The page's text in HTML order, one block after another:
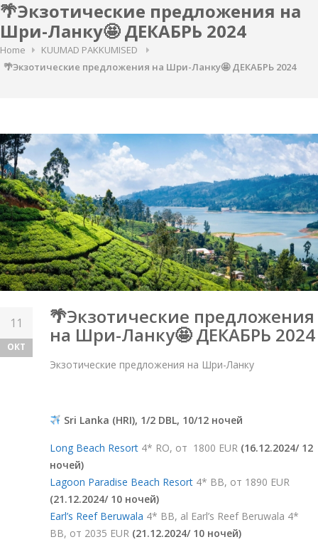
🌴Экзотические предложения на
Шри-Ланку🤩 ДЕКАБРЬ 2024
Home
KUUMAD PAKKUMISED
🌴Экзотические предложения на Шри-Ланку🤩 ДЕКАБРЬ 2024
11
ОКТ
🌴Экзотические предложения
на Шри-Ланку🤩 ДЕКАБРЬ 2024
Экзотические предложения на Шри-Ланку
Sri Lanka (HRI), 1/2 DBL, 10/12 ночей
Long Beach Resort 4* RO, от 1800 EUR (16.12.2024/ 12
ночей)
Lagoon Paradise Beach Resort 4* BB, от 1890 EUR
(21.12.2024/ 10 ночей)
Earl’s Reef Beruwala 4* BB, al Earl’s Reef Beruwala 4*
BB, от 2035 EUR (21.12.2024/ 10 ночей)